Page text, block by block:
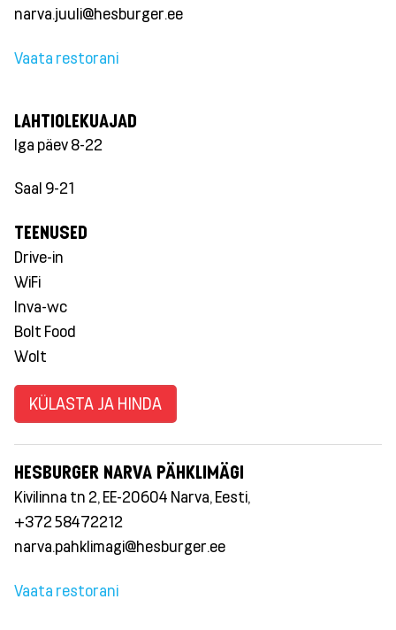
narva.juuli@hesburger.ee
Vaata restorani
LAHTIOLEKUAJAD
Iga päev 8-22
Saal 9-21
TEENUSED
Drive-in
WiFi
Inva-wc
Bolt Food
Wolt
KÜLASTA JA HINDA
HESBURGER NARVA PÄHKLIMÄGI
Kivilinna tn 2, EE-20604 Narva, Eesti,
+372 58472212
narva.pahklimagi@hesburger.ee
Vaata restorani